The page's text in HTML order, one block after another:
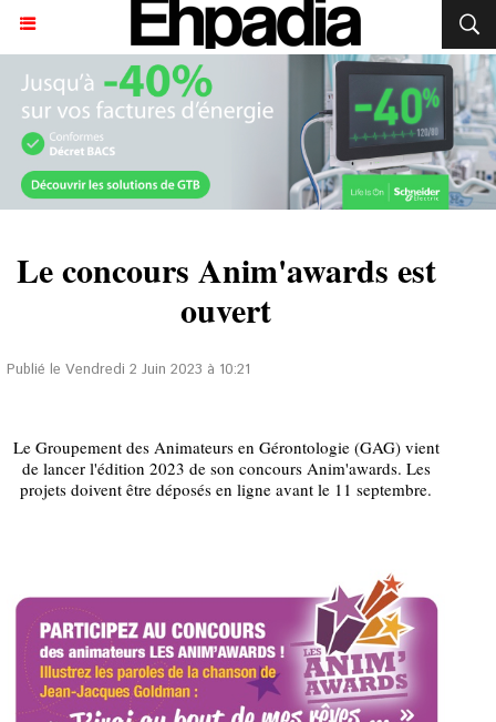
Le concours Anim'awards est
ouvert
Publié le Vendredi 2 Juin 2023 à 10:21
Le Groupement des Animateurs en Gérontologie (GAG) vient
de lancer l'édition 2023 de son concours Anim'awards. Les
projets doivent être déposés en ligne avant le 11 septembre.